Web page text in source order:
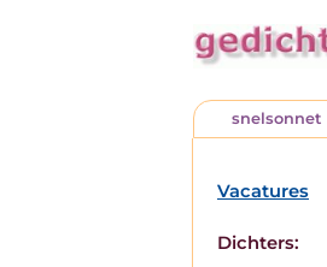
snelsonnet
Vacatures
Dichters: